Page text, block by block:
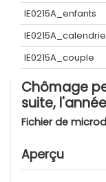
IE0215A_enfants
IE0215A_couple
Chômage
suite,
Fichier de
Aperçu